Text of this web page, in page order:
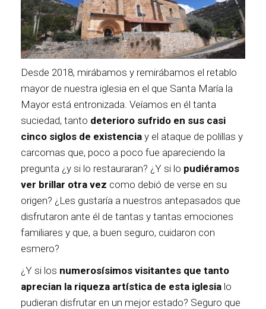
Desde 2018, mirábamos y remirábamos el retablo
mayor de nuestra iglesia en el que Santa María la
Mayor está entronizada. Veíamos en él tanta
suciedad, tanto deterioro sufrido en sus casi
cinco siglos de existencia y el ataque de polillas y
carcomas que, poco a poco fue apareciendo la
pregunta ¿y si lo restauraran? ¿Y si lo pudiéramos
ver brillar otra vez como debió de verse en su
origen? ¿Les gustaría a nuestros antepasados que
disfrutaron ante él de tantas y tantas emociones
familiares y que, a buen seguro, cuidaron con
esmero?
¿Y si los numerosísimos visitantes que tanto
aprecian la riqueza artística de esta iglesia lo
pudieran disfrutar en un mejor estado? Seguro que